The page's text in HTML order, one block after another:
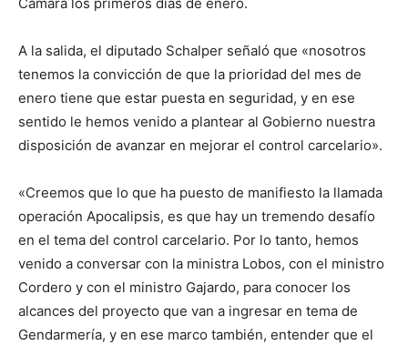
A la salida, el diputado Schalper señaló que «nosotros
tenemos la convicción de que la prioridad del mes de
enero tiene que estar puesta en seguridad, y en ese
sentido le hemos venido a plantear al Gobierno nuestra
disposición de avanzar en mejorar el control carcelario».
«Creemos que lo que ha puesto de manifiesto la llamada
operación Apocalipsis, es que hay un tremendo desafío
en el tema del control carcelario. Por lo tanto, hemos
venido a conversar con la ministra Lobos, con el ministro
Cordero y con el ministro Gajardo, para conocer los
alcances del proyecto que van a ingresar en tema de
Gendarmería, y en ese marco también, entender que el